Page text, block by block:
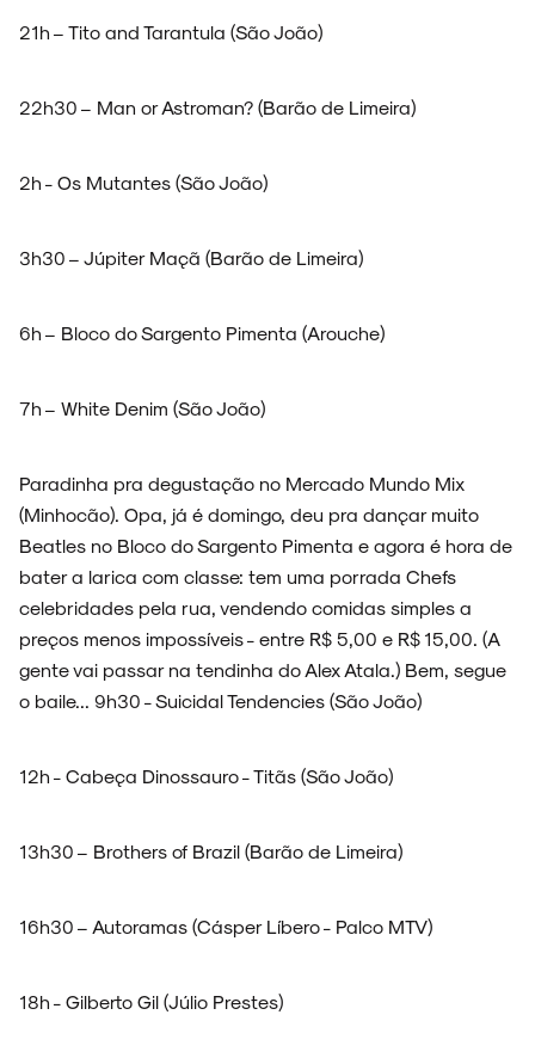
NOVIDADES
21h – Tito and Tarantula (São João)
22h30 – Man or Astroman? (Barão de Limeira)
2h - Os Mutantes (São João)
3h30 – Júpiter Maçã (Barão de Limeira)
6h – Bloco do Sargento Pimenta (Arouche)
7h – White Denim (São João)
Paradinha pra degustação no Mercado Mundo Mix
(Minhocão). Opa, já é domingo, deu pra dançar muito
Beatles no Bloco do Sargento Pimenta e agora é hora de
bater a larica com classe: tem uma porrada Chefs
celebridades pela rua, vendendo comidas simples a
preços menos impossíveis - entre R$ 5,00 e R$ 15,00. (A
gente vai passar na tendinha do Alex Atala.) Bem, segue
o baile... 9h30 - Suicidal Tendencies (São João)
12h - Cabeça Dinossauro - Titãs (São João)
13h30 – Brothers of Brazil (Barão de Limeira)
16h30 – Autoramas (Cásper Líbero - Palco MTV)
18h - Gilberto Gil (Júlio Prestes)